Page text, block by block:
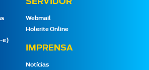
e)
Webmail
Holerite Online
IMPRENSA
Notícias